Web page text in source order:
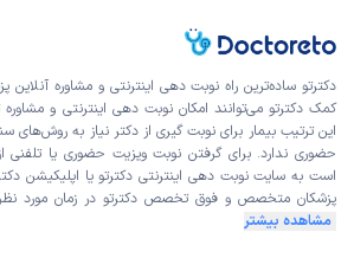
دکترتو ساده‌ترین راه نوبت‌ دهی اینترنتی و مشاوره آنلاین
کمک دکترتو می‌توانند امکان نوبت دهی اینترنتی و
این ترتیب بیمار برای نوبت گیری از دکتر نیاز به روش‌های
حضوری ندارد. برای گرفتن نوبت ویزیت حضوری یا تلفنی
است به سایت نوبت دهی اینترنتی دکترتو یا اپلیکیشن
پزشکان متخصص و فوق تخصص دکترتو در زمان مورد
مشاهده بیشتر